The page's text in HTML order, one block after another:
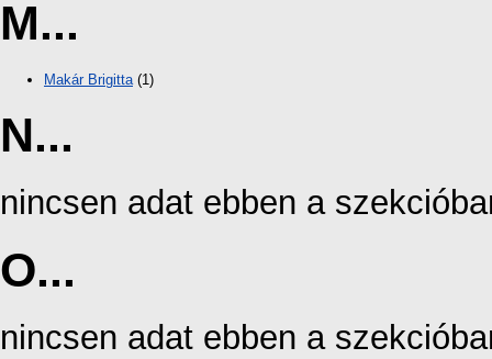
M...
Makár Brigitta (1)
N...
nincsen adat ebben a
O...
nincsen adat ebben a